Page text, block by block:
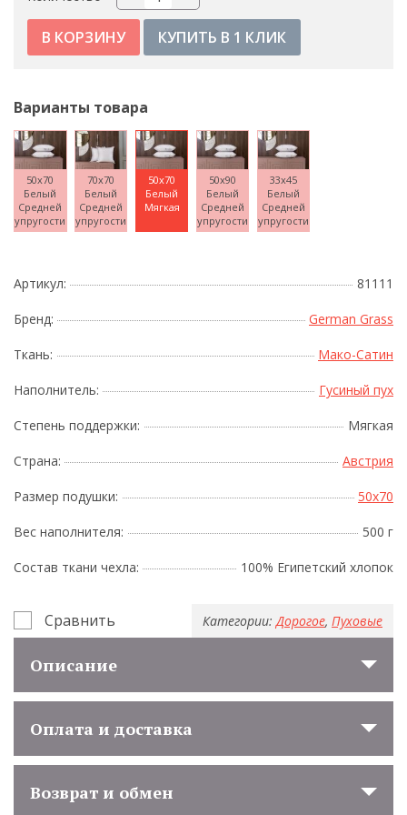
КУПИТЬ В 1 КЛИК
Варианты товара
50x70
Белый
Средней
упругости
70x70
Белый
Средней
упругости
50x70
Белый
Мягкая
50x90
Белый
Средней
упругости
33x45
Белый
Средней
упругости
Артикул: 81111
Бренд: German Grass
Ткань: Мако-Сатин
Наполнитель: Гусиный пух
Степень поддержки: Мягкая
Страна: Австрия
Размер подушки: 50x70
Вес наполнителя: 500 г
Состав ткани чехла: 100% Египетский хлопок
Сравнить Категории: Дорогое, Пуховые
Описание
Оплата и доставка
Возврат и обмен